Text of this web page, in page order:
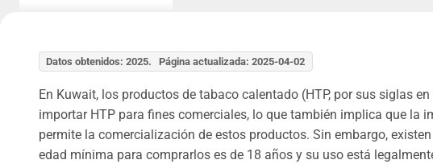
Datos obtenidos: 2025. Página actualizada: 2025-04-02
En Kuwait, los productos de tabaco calentado (HTP, por sus siglas
importar HTP para fines comerciales, lo que también implica que la
permite la comercialización de estos productos. Sin embargo,
edad mínima para comprarlos es de 18 años y su uso está